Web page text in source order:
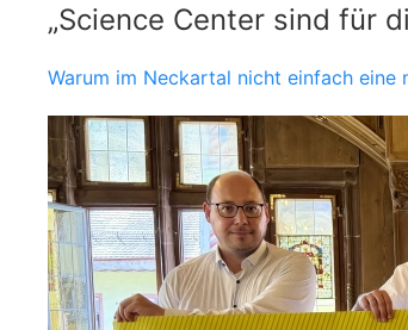
„Science Center sind für
Warum im Neckartal nicht einfach